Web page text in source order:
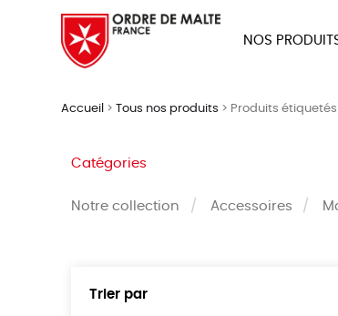
NOS
Accueil >Tous nos produits > Produits
Catégories
Notre collection Accessoires
Trier par